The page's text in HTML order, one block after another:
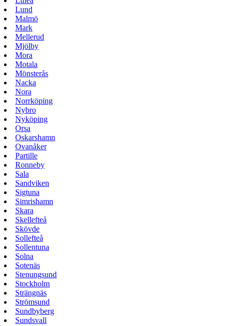
Lund
Malmö
Mark
Mellerud
Mjölby
Mora
Motala
Mönsterås
Nacka
Nora
Norrköping
Nybro
Nyköping
Orsa
Oskarshamn
Ovanåker
Partille
Ronneby
Sala
Sandviken
Sigtuna
Simrishamn
Skara
Skellefteå
Skövde
Sollefteå
Sollentuna
Solna
Sotenäs
Stenungsund
Stockholm
Strängnäs
Strömsund
Sundbyberg
Sundsvall